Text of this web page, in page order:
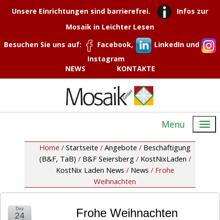
Unsere Einrichtungen sind barrierefrei.
Infos zur
Mosaik in Leichter Lesen
Besuchen Sie uns auf:
Facebook,
LinkedIn und
Instagram
NEWS
KONTAKTE
Menu
Home / Startseite / Angebote / Beschäftigung
(B&F, TaB) / B&F Seiersberg / KostNixLaden /
KostNix Laden News / News / Frohe
Weihnachten
Frohe Weihnachten
Dez
24